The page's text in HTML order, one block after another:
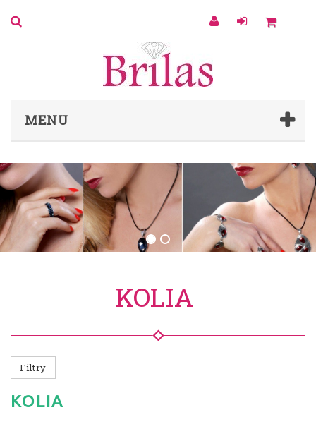
MENU
KOLIA
Filtry
KOLIA